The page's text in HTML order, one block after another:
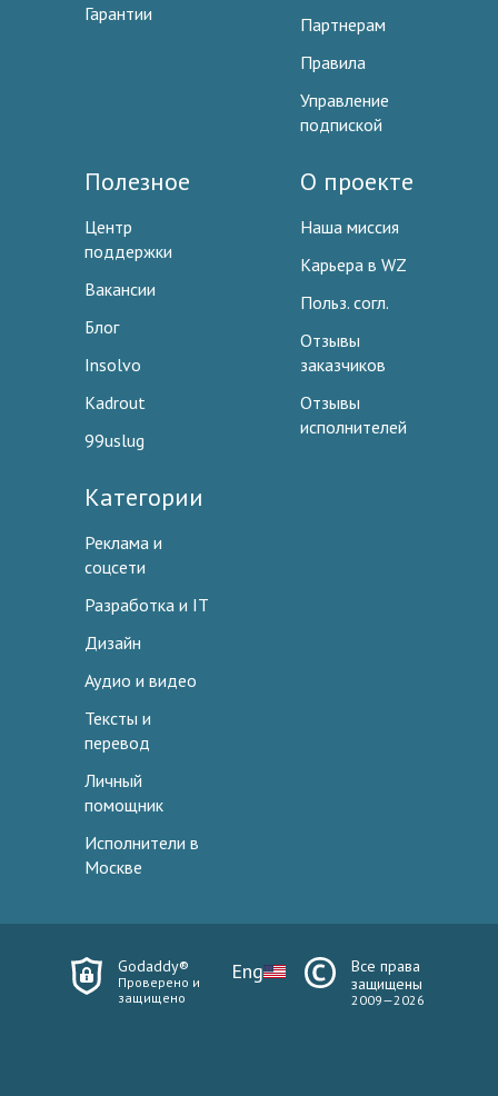
Гарантии
Партнерам
Правила
Управление
подпиской
Полезное
Центр
поддержки
Вакансии
Блог
Insolvo
Kadrout
99uslug
О проекте
Наша миссия
Карьера в WZ
Польз. согл.
Отзывы
заказчиков
Отзывы
исполнителей
Категории
Реклама и
соцсети
Разработка и IT
Дизайн
Аудио и видео
Тексты и
перевод
Личный
помощник
Исполнители в
Москве
Godaddy®
Проверено и
защищено
Eng
Все права
защищены
2009—2026